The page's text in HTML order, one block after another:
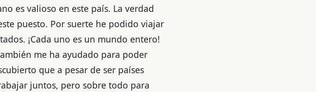
es valioso en este país. La verdad
puesto. Por suerte he podido viajar
¡Cada uno es un mundo entero!
me ha ayudado para poder
que a pesar de ser países
juntos, pero sobre todo para